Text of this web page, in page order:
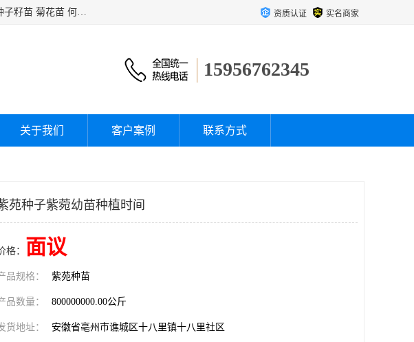
白芍种子籽苗 白芍芽头 芍药种子籽苗 芍药芽头 赤芍种子籽苗 牡丹皮种子籽苗 白芷种子 丹参种子籽苗 射干种子籽苗 菊花苗 何乌苗 蒲公英种子 桔梗种子籽苗 生地黄芽苗 玄参芽苗 元参芽苗 黑参芽苗 紫苑芽 紫菀苗 板蓝根种子 板兰根籽 大青叶种子 大青根种苗 防风种子 夏枯草种子 夏枯球籽 知母种子籽苗 白术种子 白术籽苗 薄荷种子籽苗 红花种子籽油 资质认证 实名商家
15956762345
关于我们 客户案例 联系方式
苑种子紫菀幼苗种植时间
格： 面议
品规格： 紫苑种苗
品数量： 800000000.00公斤
货地址： 安徽省亳州市谯城区十八里镇十八里社区